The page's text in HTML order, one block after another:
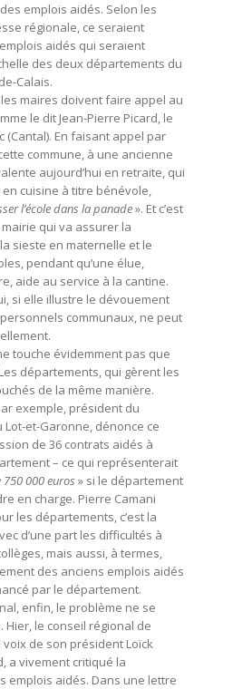
emplois aidés. Selon les
régionale, ce seraient
aidés qui seraient
des deux départements du
Calais.
maires doivent faire appel au
le dit Jean-Pierre Picard, le
(Cantal). En faisant appel par
commune, à une ancienne
aujourd’hui en retraite, qui
cuisine à titre bénévole,
l’école dans la panade». Et c’est
qui va assurer la
sieste en maternelle et le
pendant qu’une élue,
aide au service à la cantine.
si elle illustre le dévouement
communaux, ne peut
touche évidemment pas que
départements, qui gèrent les
de la même manière.
exemple, président du
et-Garonne, dénonce ce
de 36 contrats aidés à
– ce qui représenterait
000 euros » si le département
en charge. Pierre Camani
les départements, c’est la
d’une part les difficultés à
mais aussi, à termes,
des anciens emplois aidés
par le département.
enfin, le problème ne se
Hier, le conseil régional de
voix de son président Loïck
a vivement critiqué la
emplois aidés. Dans une lettre